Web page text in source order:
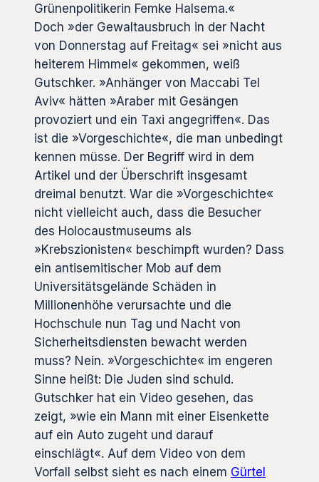
Grünenpolitikerin Femke Halsema.«
Doch »der Gewaltausbruch in der Nacht
von Donnerstag auf Freitag« sei »nicht aus
heiterem Himmel« gekommen, weiß
Gutschker. »Anhänger von Maccabi Tel
Aviv« hätten »Araber mit Gesängen
provoziert und ein Taxi angegriffen«. Das
ist die »Vorgeschichte«, die man unbedingt
kennen müsse. Der Begriff wird in dem
Artikel und der Überschrift insgesamt
dreimal benutzt. War die »Vorgeschichte«
nicht vielleicht auch, dass die Besucher
des Holocaustmuseums als
»Krebszionisten« beschimpft wurden? Dass
ein antisemitischer Mob auf dem
Universitätsgelände Schäden in
Millionenhöhe verursachte und die
Hochschule nun Tag und Nacht von
Sicherheitsdiensten bewacht werden
muss? Nein. »Vorgeschichte« im engeren
Sinne heißt: Die Juden sind schuld.
Gutschker hat ein Video gesehen, das
zeigt, »wie ein Mann mit einer Eisenkette
auf ein Auto zugeht und darauf
einschlägt«. Auf dem Video von dem
Vorfall selbst sieht es nach einem Gürtel